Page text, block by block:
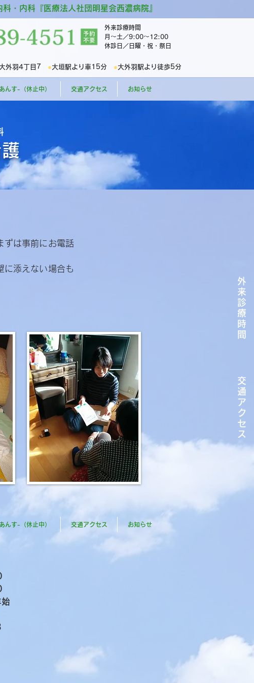
・内科『医療法人社団明星会西濃病院』
外来診療時間
月～土／9:00～12:00
休診日／日曜・祝・祭日
外羽4丁目7 ●大垣駅より車15分 ●大外羽駅より徒歩5分
んす-（休止中） 交通アクセス お知らせ
交
通
ア
ク
セ
ス
外
来
診
療
時
間
ずは事前にお電話
に添えない場合も
んす-（休止中） 交通アクセス お知らせ